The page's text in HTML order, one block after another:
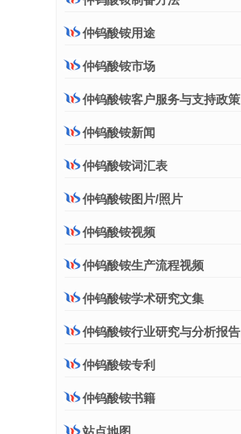
仲钨酸铵用途
仲钨酸铵市场
仲钨酸铵客户服务与支持政策
仲钨酸铵新闻
仲钨酸铵词汇表
仲钨酸铵图片/照片
仲钨酸铵视频
仲钨酸铵生产流程视频
仲钨酸铵学术研究文集
仲钨酸铵行业研究与分析报告
仲钨酸铵专利
仲钨酸铵书籍